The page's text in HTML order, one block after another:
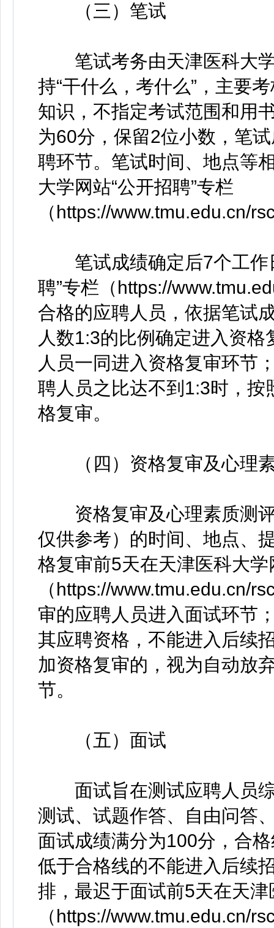
（三）笔试
笔试考务由天津医科大学
持“干什么，考什么”，主要
知识，不指定考试范围和用
为60分，保留2位小数，笔
聘环节。笔试时间、地点等
大学网站“公开招聘”专栏
（https://www.tmu.edu.cn/
笔试成绩确定后7个工作
聘”专栏（https://
合格的应聘人员，依据笔试
人数1:3的比例确定进入资
人员一同进入资格复审环节
聘人员之比达不到1:3时，
格复审。
（四）资格复审及心理
资格复审及心理素质测评
仅供参考）的时间、地点、
格复审前5天在天津医科大学
（https://www.tmu.edu.cn/
审的应聘人员进入面试环节
其应聘资格，不能进入后续
加资格复审的，视为自动放
节。
（五）面试
面试旨在测试应聘人员综
测试、试题作答、自由问答
面试成绩满分为100分，合
低于合格线的不能进入后续
排，最迟于面试前5天在天津
（https://www.tmu.edu.cn/